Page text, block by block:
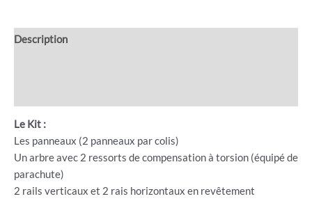
Description
Le Kit :
Les panneaux (2 panneaux par colis)
Un arbre avec 2 ressorts de compensation à torsion (équipé de
parachute)
2 rails verticaux et 2 rais horizontaux en revêtement